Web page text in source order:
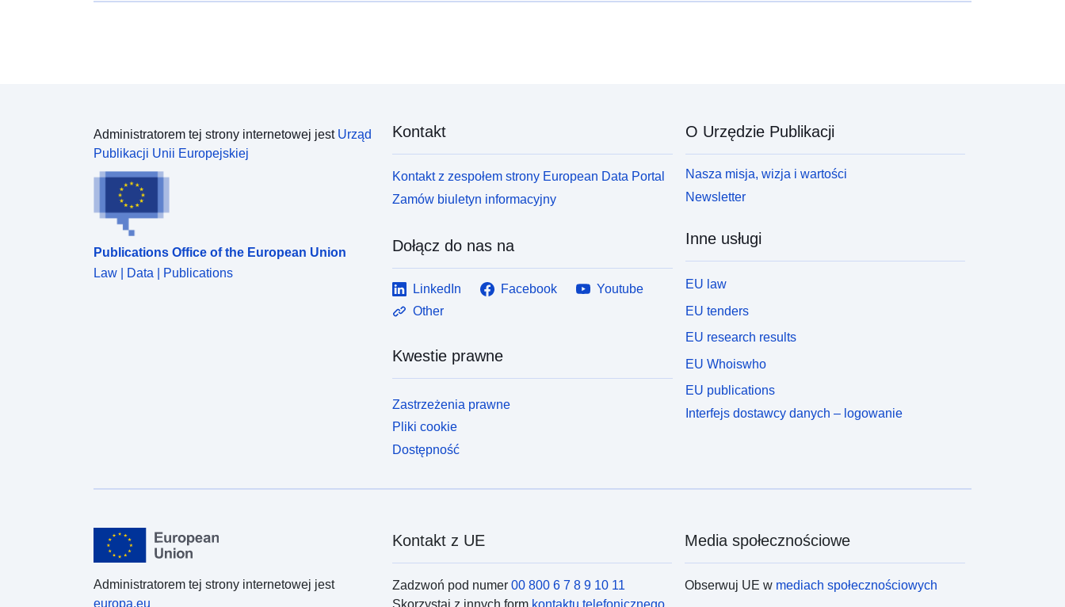
Administratorem tej strony internetowej jest Urząd
Publikacji Unii Europejskiej
Publications Office of the European Union
Law | Data | Publications
Kontakt
Kontakt z zespołem strony European Data Portal
Zamów biuletyn informacyjny
Dołącz do nas na
LinkedIn Facebook
Youtube
Other
Kwestie prawne
Zastrzeżenia prawne
Pliki cookie
Dostępność
O Urzędzie Publikacji
Nasza misja, wizja i wartości
Newsletter
Inne usługi
EU law
EU tenders
EU research results
EU Whoiswho
EU publications
Interfejs dostawcy danych – logowanie
Administratorem tej strony internetowej jest
europa.eu
Kontakt z UE
Zadzwoń pod numer 00 800 6 7 8 9 10 11
Skorzystaj z innych form kontaktu telefonicznego
Media społecznościowe
Obserwuj UE w mediach społecznościowych